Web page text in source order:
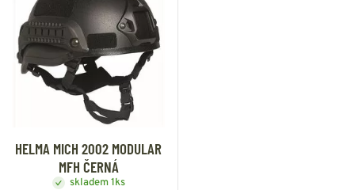
HELMA MICH 2002 MODULAR
MFH ČERNÁ
skladem 1ks